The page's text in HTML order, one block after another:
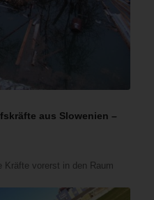
aus Slowenien –
Kräfte vorerst in den Raum